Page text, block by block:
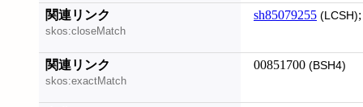
関連リンク
skos:closeMatch
sh85079255 (LCSH)
関連リンク
skos:exactMatch
00851700 (BSH4)